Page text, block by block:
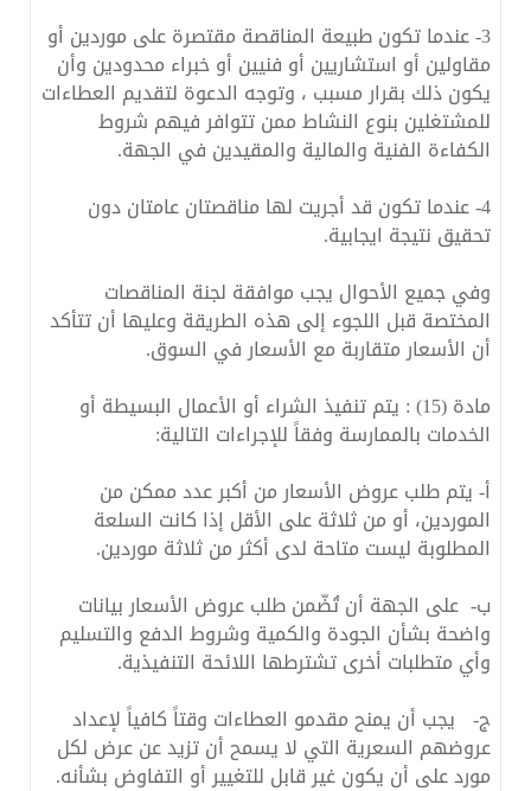
3- عندما تكون طبيعة المناقصة مقتصرة على موردين أو
مقاولين أو استشاريين أو فنيين أو خبراء محدودين وأن
يكون ذلك بقرار مسبب ، وتوجه الدعوة لتقديم العطاءات
للمشتغلين بنوع النشاط ممن تتوافر فيهم شروط
الكفاءة الفنية والمالية والمقيدين في الجهة.
4- عندما تكون قد أجريت لها مناقصتان عامتان دون
تحقيق نتيجة ايجابية.
وفي جميع الأحوال يجب موافقة لجنة المناقصات
المختصة قبل اللجوء إلى هذه الطريقة وعليها أن تتأكد
أن الأسعار متقاربة مع الأسعار في السوق.
مادة (15) : يتم تنفيذ الشراء أو الأعمال البسيطة أو
الخدمات بالممارسة وفقاً للإجراءات التالية:
‌أ- يتم طلب عروض الأسعار من أكبر عدد ممكن من
الموردين، أو من ثلاثة على الأقل إذا كانت السلعة
المطلوبة ليست متاحة لدى أكثر من ثلاثة موردين.
‌ب- على الجهة أن تُضّمن طلب عروض الأسعار بيانات
واضحة بشأن الجودة والكمية وشروط الدفع والتسليم
وأي متطلبات أخرى تشترطها اللائحة التنفيذية.
‌ج- يجب أن يمنح مقدمو العطاءات وقتاً كافياً لإعداد
عروضهم السعرية التي لا يسمح أن تزيد عن عرض لكل
مورد على أن يكون غير قابل للتغيير أو التفاوض بشأنه.